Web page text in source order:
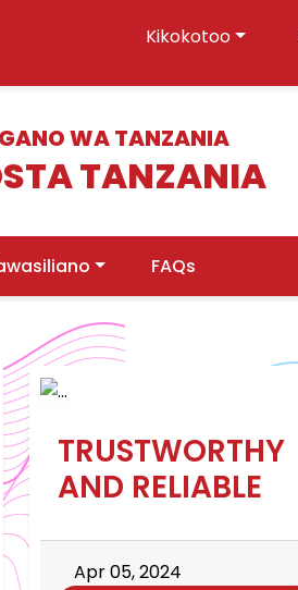
Kikokotoo
WA TANZANIA
TANZANIA
FAQs
TRUSTWORTHY
AND RELIABLE
Apr 05, 2024